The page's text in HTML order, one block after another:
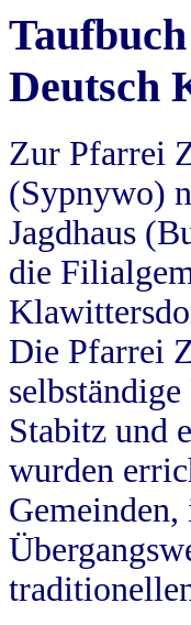
Deutsch
Zur Pfarrei
(Sypnywo)
Jagdhaus
die
Die Pfarrei
Stabitz und
wurden
Gemeinden,